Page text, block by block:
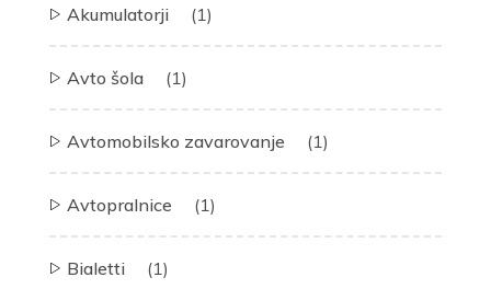
Akumulatorji (1)
Avto šola (1)
Avtomobilsko zavarovanje (1)
Avtopralnice (1)
Bialetti (1)